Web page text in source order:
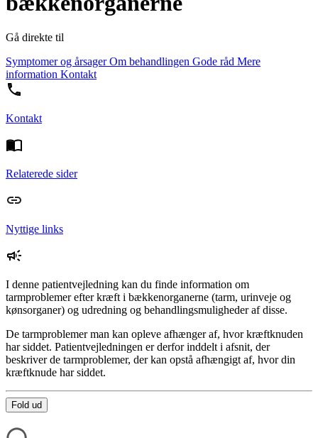
Gå direkte til
Symptomer og årsagerOm behandlingen Gode råd Mere
information Kontakt
Kontakt
Relaterede sider
Nyttige links
I denne patientvejledning kan du finde information om
tarmproblemer efter kræft i bækkenorganerne (tarm, urinveje og
kønsorganer) og udredning og behandlingsmuligheder af disse.
De tarmproblemer man kan opleve afhænger af, hvor kræftknuden
har siddet. Patientvejledningen er derfor inddelt i afsnit, der
beskriver de tarmproblemer, der kan opstå afhængigt af, hvor din
kræftknude har siddet.
Fold ud